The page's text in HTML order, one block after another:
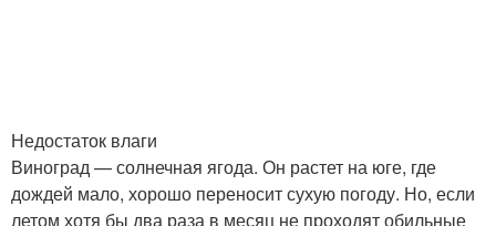
Недостаток влаги
Виноград — солнечная ягода. Он растет на юге, где
дождей мало, хорошо переносит сухую погоду. Но, если
летом хотя бы два раза в месяц не проходят обильные